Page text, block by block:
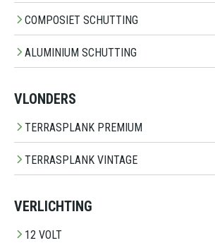
COMPOSIET SCHUTTING
ALUMINIUM SCHUTTING
VLONDERS
TERRASPLANK PREMIUM
TERRASPLANK VINTAGE
VERLICHTING
12 VOLT